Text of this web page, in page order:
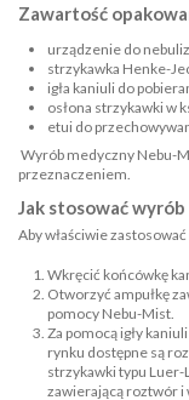
Zawartość
urządzenie do
strzykawka Henke-
igła kaniuli do
osłona strzykawki w
etui do
Wyrób medyczny Nebu-
przeznaczeniem.
Jak stosować
Aby właściwie
Wkręcić końcówkę
Otworzyć ampułkę
pomocy Nebu-Mist.
Za pomocą igły
rynku dostępne są
strzykawki typu Luer-
zawierającą roztwór i